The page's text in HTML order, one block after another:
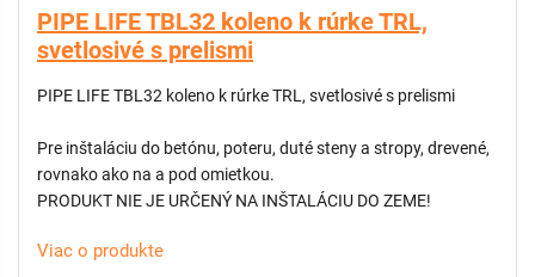
PIPE LIFE TBL32 koleno k rúrke TRL,
svetlosivé s prelismi
PIPE LIFE TBL32 koleno k rúrke TRL, svetlosivé s prelismi
Pre inštaláciu do betónu, poteru, duté steny a stropy, drevené,
rovnako ako na a pod omietkou.
PRODUKT NIE JE URČENÝ NA INŠTALÁCIU DO ZEME!
Viac o produkte